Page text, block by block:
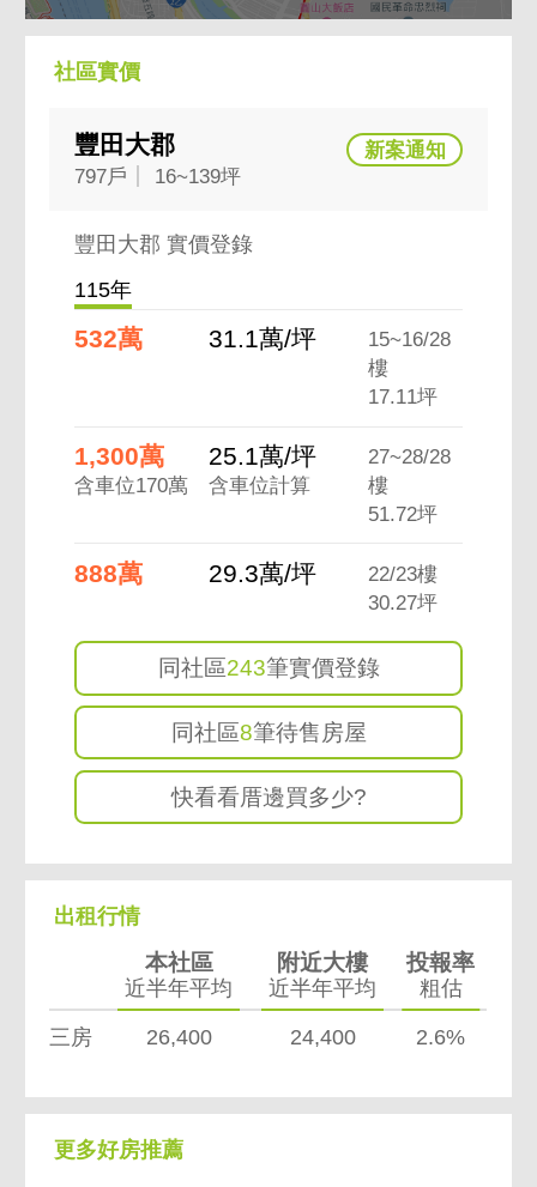
社區實價
豐田大郡
797戶 16~139坪
豐田大郡 實價登錄
115年
532萬 31.1萬/坪
15~16/28
樓
17.11坪
1,300萬
含車位170萬
25.1萬/坪
含車位計算
27~28/28
樓
51.72坪
888萬 29.3萬/坪
22/23樓
30.27坪
同社區243筆實價登錄
同社區8筆待售房屋
快看看厝邊買多少?
出租行情
本社區
近半年平均
附近大樓
近半年平均
投報率
粗估
三房 26,400 24,400 2.6%
更多好房推薦